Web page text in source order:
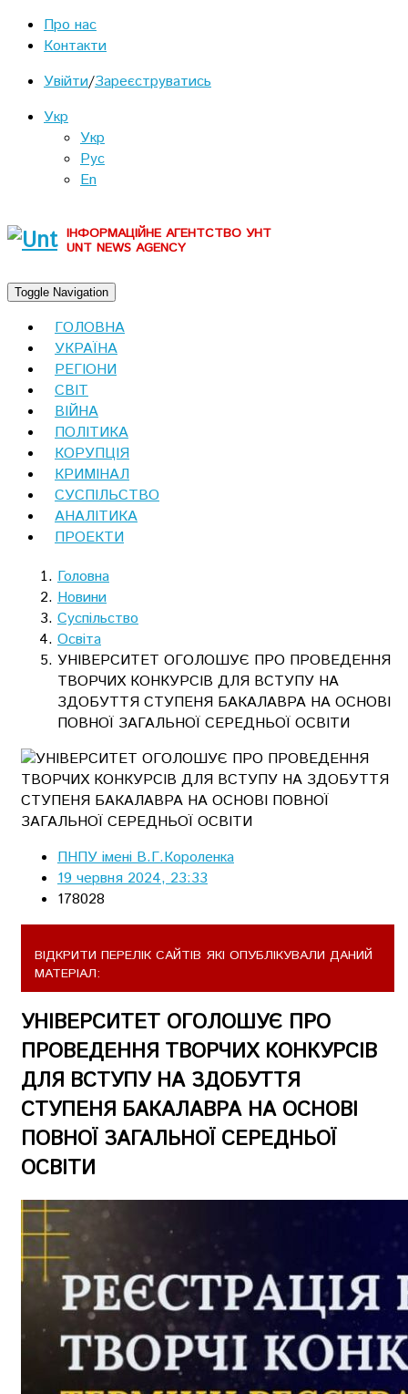
Про нас
Контакти
Увійти/Зареєструватись
Укр
Укр
Рус
En
ІНФОРМАЦІЙНЕ АГЕНТСТВО УНТ
UNT NEWS AGENCY
Toggle Navigation
ГОЛОВНА
УКРАЇНА
РЕГІОНИ
СВІТ
ВІЙНА
ПОЛІТИКА
КОРУПЦІЯ
КРИМІНАЛ
СУСПІЛЬСТВО
АНАЛІТИКА
ПРОЕКТИ
Головна
Новини
Суспільство
Освіта
УНІВЕРСИТЕТ ОГОЛОШУЄ ПРО ПРОВЕДЕННЯ
ТВОРЧИХ КОНКУРСІВ ДЛЯ ВСТУПУ НА
ЗДОБУТТЯ СТУПЕНЯ БАКАЛАВРА НА ОСНОВІ
ПОВНОЇ ЗАГАЛЬНОЇ СЕРЕДНЬОЇ ОСВІТИ
ПНПУ імені В.Г.Короленка
19 червня 2024, 23:33
178028
ВІДКРИТИ ПЕРЕЛІК САЙТІВ ЯКІ ОПУБЛІКУВАЛИ ДАНИЙ
МАТЕРІАЛ:
УНІВЕРСИТЕТ ОГОЛОШУЄ ПРО
ПРОВЕДЕННЯ ТВОРЧИХ КОНКУРСІВ
ДЛЯ ВСТУПУ НА ЗДОБУТТЯ
СТУПЕНЯ БАКАЛАВРА НА ОСНОВІ
ПОВНОЇ ЗАГАЛЬНОЇ СЕРЕДНЬОЇ
ОСВІТИ